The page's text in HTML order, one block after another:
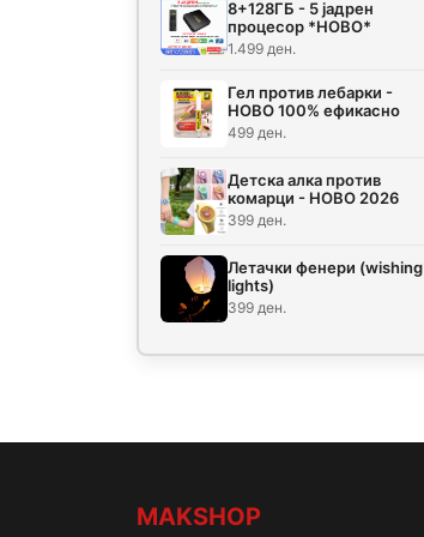
8+128ГБ - 5 јадрен
процесор *НОВО*
1.499 ден.
Гел против лебарки -
НОВО 100% ефикасно
499 ден.
Детска алка против
комарци - НОВО 2026
399 ден.
Летачки фенери (wishing
lights)
399 ден.
MAKSHOP